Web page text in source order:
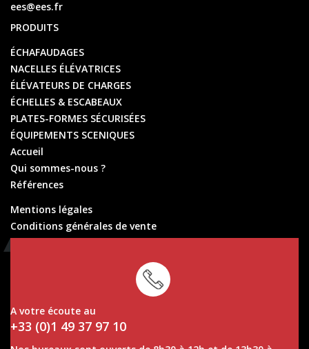
ees@ees.fr
PRODUITS
ÉCHAFAUDAGES
NACELLES ÉLÉVATRICES
ÉLÉVATEURS DE CHARGES
ÉCHELLES & ESCABEAUX
PLATES-FORMES SÉCURISÉES
ÉQUIPEMENTS SCENIQUES
Accueil
Qui sommes-nous ?
Références
Mentions légales
Conditions générales de vente
Conditions générales de location
A votre écoute au
+33 (0)1 49 37 97 10